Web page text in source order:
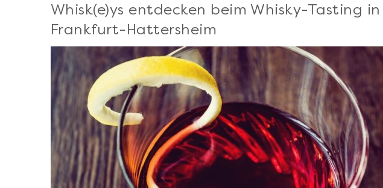
Whisk(e)ys entdecken beim Whisky-Tasting in
Frankfurt-Hattersheim